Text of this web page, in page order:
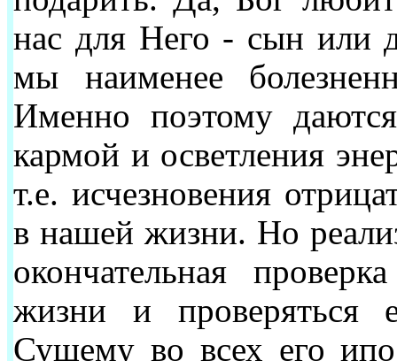
нас для Него - сын или
мы наименее
Именно поэтому
кармой и осветления
т.е. исчезновения
в нашей жизни. Но
окончательная
жизни и проверяться
Сущему во всех его